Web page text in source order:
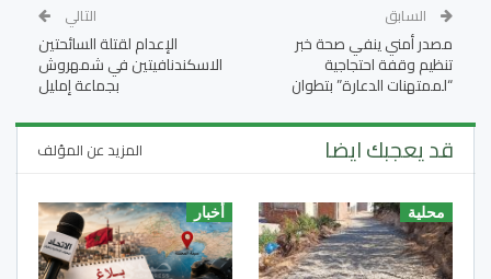
السابق
مصدر أمني ينفي صحة خبر
تنظيم وقفة احتجاجية
“لممتهنات الدعارة” بتطوان
التالي
الإعدام لقتلة السائحتين
الاسكندنافيتين في شمهروش
بجماعة إمليل
قد يعجبك ايضا المزيد عن المؤلف
محلية أخبار